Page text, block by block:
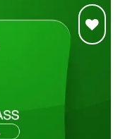
Aggiungi